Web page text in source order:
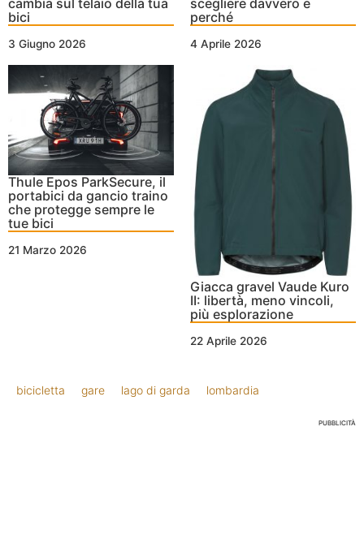
bici
3 Giugno 2026
perché
4 Aprile 2026
Thule Epos ParkSecure, il
portabici da gancio traino
che protegge sempre le
tue bici
21 Marzo 2026
Giacca gravel Vaude Kuro
II: libertà, meno vincoli,
più esplorazione
22 Aprile 2026
bicicletta gare lago di garda lombardia
PUBBLICITÀ